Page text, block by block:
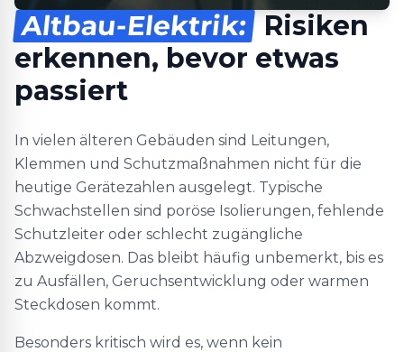
Altbau-Elektrik: Risiken
erkennen, bevor etwas
passiert
In vielen älteren Gebäuden sind Leitungen,
Klemmen und Schutzmaßnahmen nicht für die
heutige Gerätezahlen ausgelegt. Typische
Schwachstellen sind poröse Isolierungen, fehlende
Schutzleiter oder schlecht zugängliche
Abzweigdosen. Das bleibt häufig unbemerkt, bis es
zu Ausfällen, Geruchsentwicklung oder warmen
Steckdosen kommt.
Besonders kritisch wird es, wenn kein